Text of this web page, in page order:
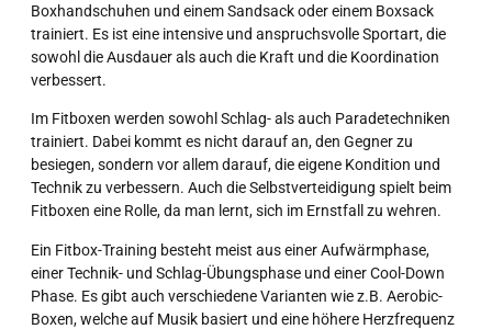
Boxhandschuhen und einem Sandsack oder einem Boxsack
trainiert. Es ist eine intensive und anspruchsvolle Sportart, die
sowohl die Ausdauer als auch die Kraft und die Koordination
verbessert.
Im Fitboxen werden sowohl Schlag- als auch Paradetechniken
trainiert. Dabei kommt es nicht darauf an, den Gegner zu
besiegen, sondern vor allem darauf, die eigene Kondition und
Technik zu verbessern. Auch die Selbstverteidigung spielt beim
Fitboxen eine Rolle, da man lernt, sich im Ernstfall zu wehren.
Ein Fitbox-Training besteht meist aus einer Aufwärmphase,
einer Technik- und Schlag-Übungsphase und einer Cool-Down
Phase. Es gibt auch verschiedene Varianten wie z.B. Aerobic-
Boxen, welche auf Musik basiert und eine höhere Herzfrequenz